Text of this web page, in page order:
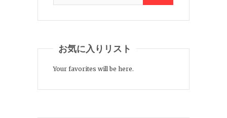
お気に入りリスト
Your favorites will be here.